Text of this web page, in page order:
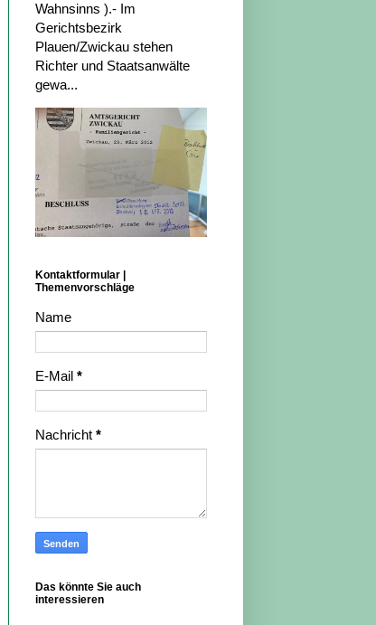
Wahnsinns ).- Im
Gerichtsbezirk
Plauen/Zwickau stehen
Richter und Staatsanwälte
gewa...
Kontaktformular |
Themenvorschläge
Name
E-Mail *
Nachricht *
Das könnte Sie auch
interessieren